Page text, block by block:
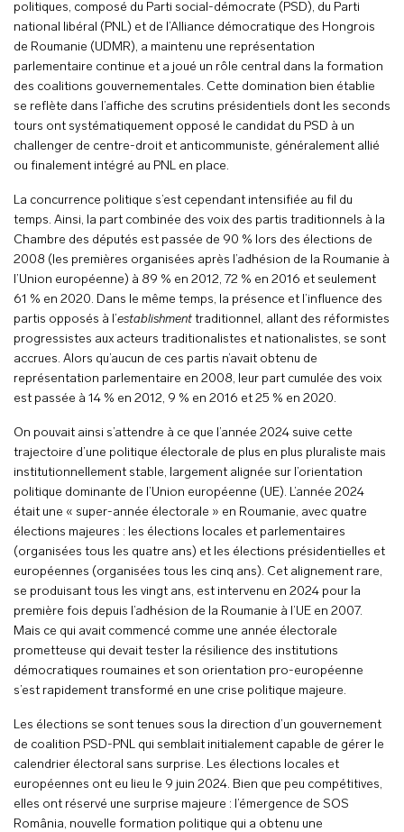
politiques, composé du Parti social-démocrate (PSD), du Parti
national libéral (PNL) et de l’Alliance démocratique des Hongrois
de Roumanie (UDMR), a maintenu une représentation
parlementaire continue et a joué un rôle central dans la formation
des coalitions gouvernementales. Cette domination bien établie
se reflète dans l’affiche des scrutins présidentiels dont les seconds
tours ont systématiquement opposé le candidat du PSD à un
challenger de centre-droit et anticommuniste, généralement allié
ou finalement intégré au PNL en place.
La concurrence politique s’est cependant intensifiée au fil du
temps. Ainsi, la part combinée des voix des partis traditionnels à la
Chambre des députés est passée de 90 % lors des élections de
2008 (les premières organisées après l’adhésion de la Roumanie à
l’Union européenne) à 89 % en 2012, 72 % en 2016 et seulement
61 % en 2020. Dans le même temps, la présence et l’influence des
partis opposés à l’establishment traditionnel, allant des réformistes
progressistes aux acteurs traditionalistes et nationalistes, se sont
accrues. Alors qu’aucun de ces partis n’avait obtenu de
représentation parlementaire en 2008, leur part cumulée des voix
est passée à 14 % en 2012, 9 % en 2016 et 25 % en 2020.
On pouvait ainsi s’attendre à ce que l’année 2024 suive cette
trajectoire d’une politique électorale de plus en plus pluraliste mais
institutionnellement stable, largement alignée sur l’orientation
politique dominante de l’Union européenne (UE). L’année 2024
était une « super-année électorale » en Roumanie, avec quatre
élections majeures : les élections locales et parlementaires
(organisées tous les quatre ans) et les élections présidentielles et
européennes (organisées tous les cinq ans). Cet alignement rare,
se produisant tous les vingt ans, est intervenu en 2024 pour la
première fois depuis l’adhésion de la Roumanie à l’UE en 2007.
Mais ce qui avait commencé comme une année électorale
prometteuse qui devait tester la résilience des institutions
démocratiques roumaines et son orientation pro-européenne
s’est rapidement transformé en une crise politique majeure.
Les élections se sont tenues sous la direction d’un gouvernement
de coalition PSD-PNL qui semblait initialement capable de gérer le
calendrier électoral sans surprise. Les élections locales et
européennes ont eu lieu le 9 juin 2024. Bien que peu compétitives,
elles ont réservé une surprise majeure : l’émergence de SOS
România, nouvelle formation politique qui a obtenu une